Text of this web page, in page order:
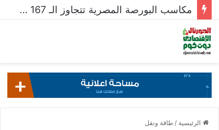
مكاسب البورصة المصرية تتجاوز الـ 167 مليار جنيه خلال أسبوع
الرئيسية / طاقة ونقل